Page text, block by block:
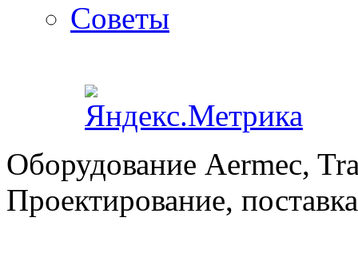
Советы
Оборудование Aermec,
Проектирование,